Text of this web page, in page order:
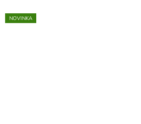
NOVINKA